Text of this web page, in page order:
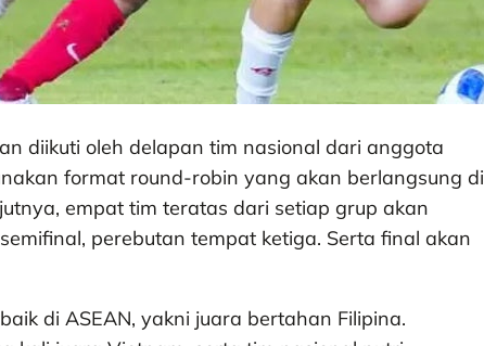
diikuti oleh delapan tim nasional dari anggota
format round-robin yang akan berlangsung di
empat tim teratas dari setiap grup akan
perebutan tempat ketiga. Serta final akan
di ASEAN, yakni juara bertahan Filipina.